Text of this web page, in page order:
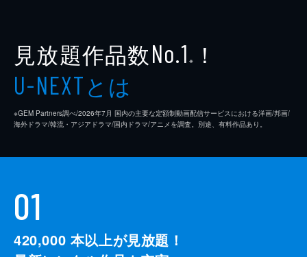
見放題作品数No.1 ※ ！
U-NEXTとは
※GEM Partners調べ/2026年7⽉ 国内の主要な定額制動画配信サービスにおける洋画/邦画/
海外ドラマ/韓流・アジアドラマ/国内ドラマ/アニメを調査。別途、有料作品あり。
01
420,000 本以上が見放題！